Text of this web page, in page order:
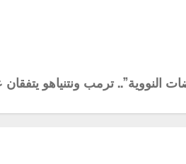
النووية”.. ترمب ونتنياهو